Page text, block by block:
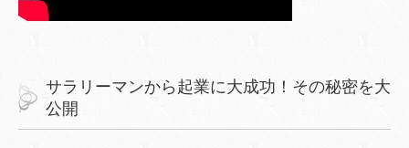
サラリーマンから起業に大成功！その秘密を大
公開